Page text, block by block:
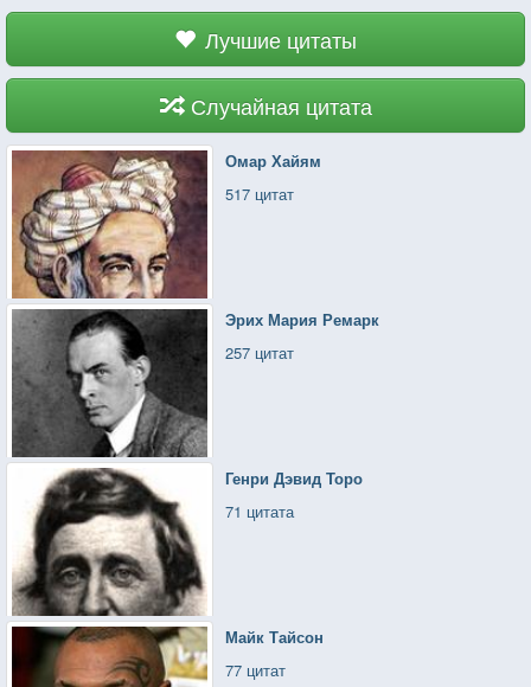
Лучшие цитаты
Случайная цитата
Омар Хайям
517 цитат
Эрих Мария Ремарк
257 цитат
Генри Дэвид Торо
71 цитата
Майк Тайсон
77 цитат